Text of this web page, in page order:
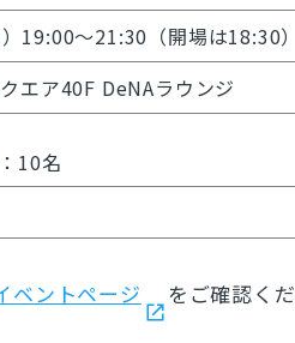
19:00～21:30（開場は18:30）
エア40F DeNAラウンジ
10名
ベントページ
をご確認くだ